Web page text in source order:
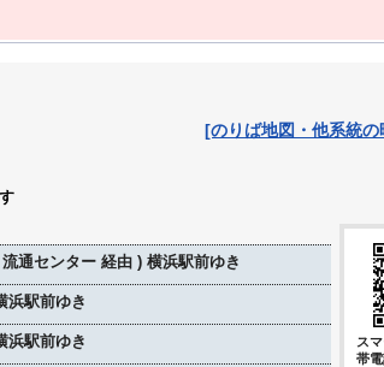
[のりば地図・他系統
流通センター 経由 ) 横浜駅前ゆき
浜駅前ゆき
浜駅前ゆき
ス
帯